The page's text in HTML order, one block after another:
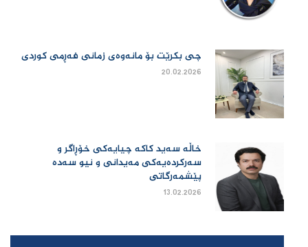
چی بكرێت بۆ مانەوەی زمانی فەڕمی كوردی
20.02.2026
خاڵە سەید کاکە چیایەکی خۆڕاگر و
سەرکردەیەکی مەیدانی و نیو سەدە
پێشمەرگاتی
13.02.2026